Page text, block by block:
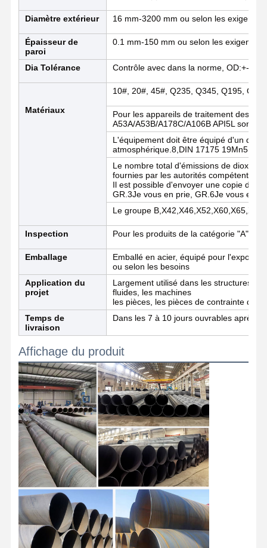
Contrôle De
La Qualité
Tuyaux d'acier sans couture
Pièces en acier inoxydable
Pièces en acier de précision
Des bobines galvanisées
Bobines laminées à chaud
Bobines laminées à froid
D'une épaisseur n'excédant pas 1 mm
Coils en acier inoxydable
Barres et bobines en aluminium
Des bandes de cuivre et des barres de cuivre
Lingots de zinc
Ingots et plaques de plomb
Diamètre extérieur 16 mm-3200 mm ou selon les
Épaisseur de
paroi
0.1 mm-150 mm ou selon les exigences
Dia Tolérance Contrôle avec dans la norme, OD:+-1%,
Matériaux
10#, 20#, 45#, Q235, Q345, Q195,
Pour les appareils de traitement des
A53A/A53B/A178C/A106B API5L sont
L'équipement doit être équipé d'un
atmosphérique.8,DIN 17175 19Mn5
Le nombre total d'émissions de
fournies par les autorités compétentes.
Il est possible d'envoyer une copie de
GR.3Je vous en prie, GR.6Je vous en
Le groupe
Inspection Pour les produits de la catégorie "A"
Emballage
Emballé en acier, équipé pour
ou selon les besoins
Application du
projet
Largement utilisé dans les structures,
fluides, les machines
les pièces, les pièces de contrainte des
Temps de
livraison
Dans les 7 à 10 jours ouvrables après
Affichage du produit